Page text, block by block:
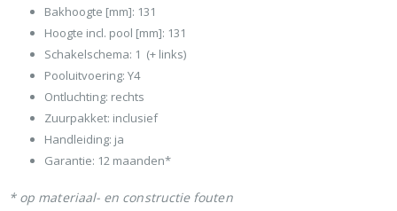
Bakhoogte [mm]: 131
Hoogte incl. pool [mm]: 131
Schakelschema: 1 (+ links)
Pooluitvoering: Y4
Ontluchting: rechts
Zuurpakket: inclusief
Handleiding: ja
Garantie: 12 maanden*
* op materiaal- en constructie fouten